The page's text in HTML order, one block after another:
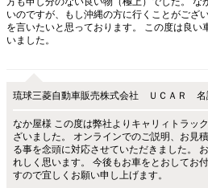
いのですが、もし沖縄の方に行くことがござ
を言いたいと思っております。 この度は良い
いました。
琉球三菱自動車販売株式会社 ＵＣＡＲ 名
なか屋様 この度は弊社よりキャリィトラッ
ざいました。 オンラインでのご説明、お見
る事を念頭に対応させていただきました。
れしく思います。 今後もお車をとおしてお
すので宜しくお願い申し上げます。